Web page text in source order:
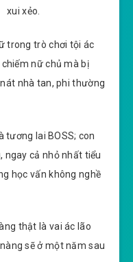
xui xẻo.
trong trò chơi tội ác
nữ chủ mà bị
nhà tan, phi thường
tương lai BOSS; con
ngay cả nhỏ nhất tiểu
học vấn không nghề
thật là vai ác lão
sẽ ở một năm sau